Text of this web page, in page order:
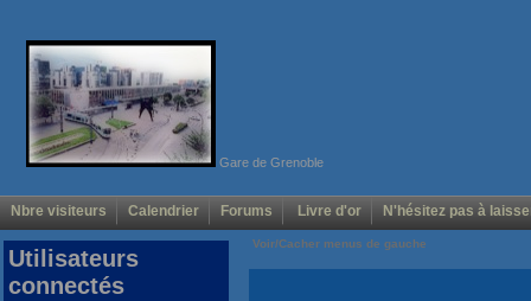
Gare de Grenoble
Nbre visiteurs Calendrier Forums Livre d'or N'hésitez pas à
Voir/Cacher menus de gauche
Utilisateurs
connectés